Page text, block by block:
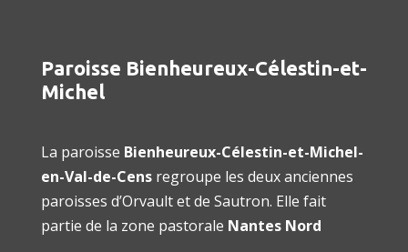
Paroisse Bienheureux-Célestin-et-
Michel
La paroisse Bienheureux-Célestin-et-Michel-
en-Val-de-Censregroupe les deux anciennes
paroisses d’Orvault et de Sautron. Elle fait
partie de la zone pastorale Nantes Nord